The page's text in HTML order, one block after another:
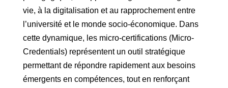
vie, à la digitalisation et au rapprochement entre
l’université et le monde socio-économique. Dans
cette dynamique, les micro-certifications (Micro-
Credentials) représentent un outil stratégique
permettant de répondre rapidement aux besoins
émergents en compétences, tout en renforçant